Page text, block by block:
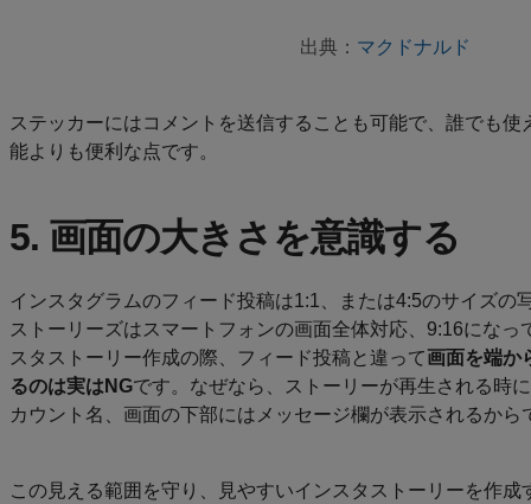
出典： マクドナルド
ステッカーにはコメントを送信することも可能で、誰でも
能よりも便利な点です。
5. 画面の大きさを意識する
インスタグラムのフィード投稿は1:1、または4:5のサイズの
ストーリーズはスマートフォンの画面全体対応、9:16になっ
スタストーリー作成の際、フィード投稿と違って画面を端か
るのは実はNGです。なぜなら、ストーリーが再生される時
カウント名、画面の下部にはメッセージ欄が表示されるから
この見える範囲を守り、見やすいインスタストーリーを作